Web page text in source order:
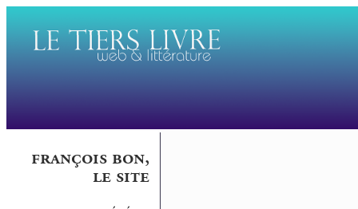
françois bon,
le site